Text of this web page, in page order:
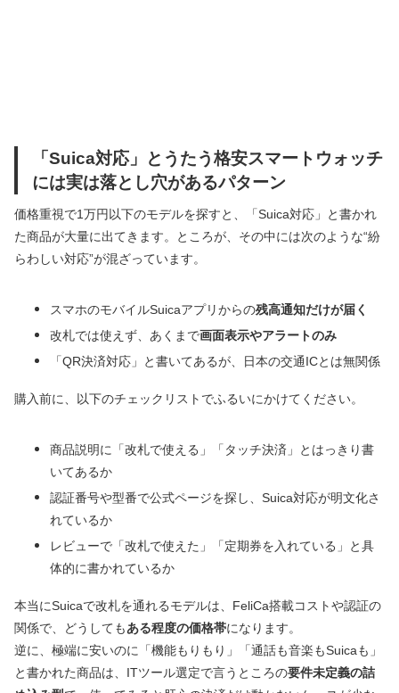
「Suica対応」とうたう格安スマートウォッチ
には実は落とし穴があるパターン
価格重視で1万円以下のモデルを探すと、「Suica対応」と書かれ
た商品が大量に出てきます。ところが、その中には次のような“紛
らわしい対応”が混ざっています。
スマホのモバイルSuicaアプリからの残高通知だけが届く
改札では使えず、あくまで画面表示やアラートのみ
「QR決済対応」と書いてあるが、日本の交通ICとは無関係
購入前に、以下のチェックリストでふるいにかけてください。
商品説明に「改札で使える」「タッチ決済」とはっきり書
いてあるか
認証番号や型番で公式ページを探し、Suica対応が明文化さ
れているか
レビューで「改札で使えた」「定期券を入れている」と具
体的に書かれているか
本当にSuicaで改札を通れるモデルは、FeliCa搭載コストや認証の
関係で、どうしてもある程度の価格帯になります。
逆に、極端に安いのに「機能もりもり」「通話も音楽もSuicaも」
と書かれた商品は、ITツール選定で言うところの要件未定義の詰